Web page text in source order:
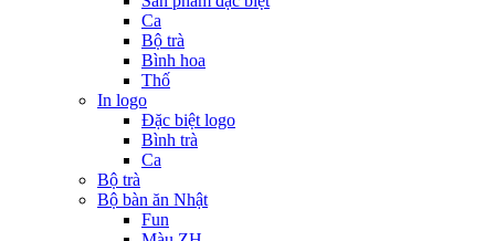
Ca
Bộ trà
Bình hoa
Thố
In logo
Đặc biệt logo
Bình trà
Ca
Bộ trà
Bộ bàn ăn Nhật
Fun